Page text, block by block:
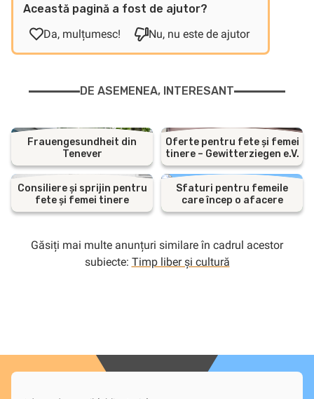
Această pagină a fost de ajutor?
Da, mulțumesc!
Nu, nu este de ajutor
DE ASEMENEA, INTERESANT
Frauengesundheit din
Tenever
Oferte pentru fete și femei
tinere – Gewitterziegen e.V.
Consiliere și sprijin pentru
fete și femei tinere
Sfaturi pentru femeile
care încep o afacere
Găsiți mai multe anunțuri similare în cadrul acestor
subiecte: Timp liber și cultură